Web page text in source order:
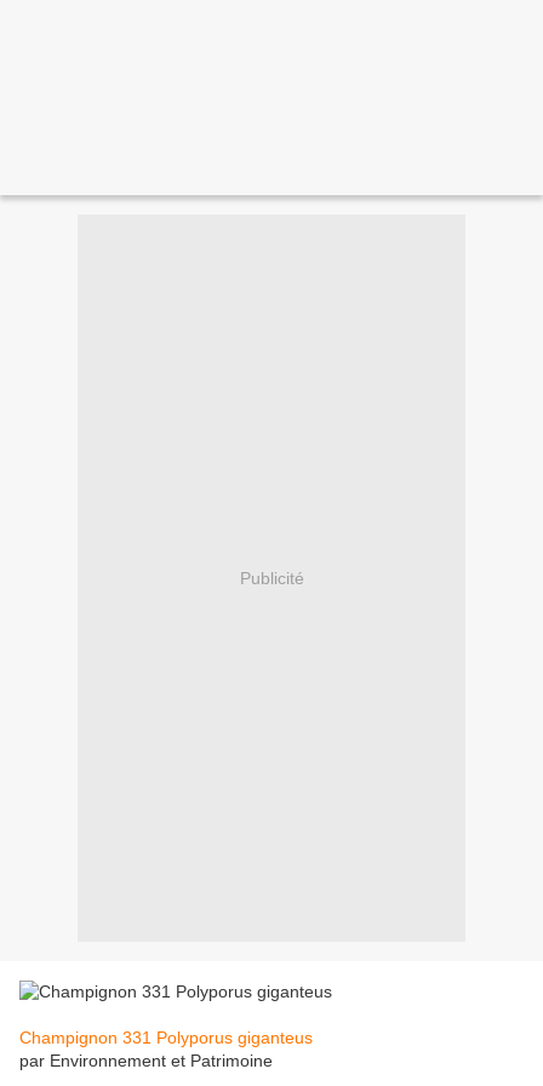
Publicité
Champignon 331 Polyporus giganteus
par Environnement et Patrimoine